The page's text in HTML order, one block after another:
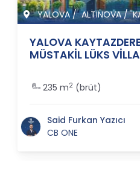
YALOVA/ ALTINOVA/
YALOVA
MÜSTAKİL LÜKS
235 m2 (brüt)
Said Furkan Yazıcı
CB ONE